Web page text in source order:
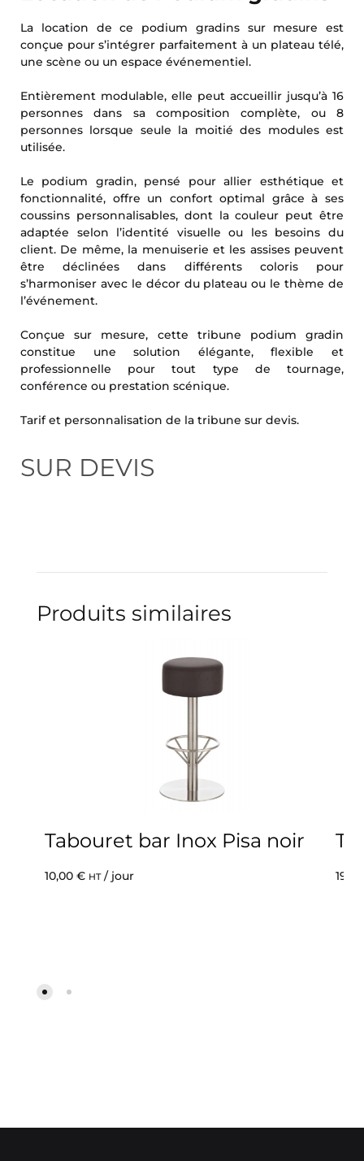
La location de ce podium gradins sur mesure est
conçue pour s’intégrer parfaitement à un plateau télé,
une scène ou un espace événementiel.
Entièrement modulable, elle peut accueillir jusqu’à 16
personnes dans sa composition complète, ou 8
personnes lorsque seule la moitié des modules est
utilisée.
Le podium gradin, pensé pour allier esthétique et
fonctionnalité, offre un confort optimal grâce à ses
coussins personnalisables, dont la couleur peut être
adaptée selon l’identité visuelle ou les besoins du
client. De même, la menuiserie et les assises peuvent
être déclinées dans différents coloris pour
s’harmoniser avec le décor du plateau ou le thème de
l’événement.
Conçue sur mesure, cette tribune podium gradin
constitue une solution élégante, flexible et
professionnelle pour tout type de tournage,
conférence ou prestation scénique.
Tarif et personnalisation de la tribune sur devis.
SUR DEVIS
Produits similaires
Tabouret bar Inox Pisa noir
10,00 € HT/ jour